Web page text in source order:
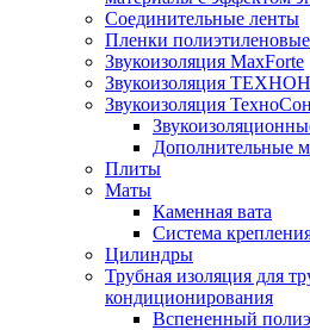
Соединительные ленты
Пленки полиэтиленовые
Звукоизоляция MaxForte
Звукоизоляция
Звукоизоляция
Дополнительные
Плиты
Маты
Каменная вата
Система
Цилиндры
Трубная изоляция для
кондиционирования
Вспененный